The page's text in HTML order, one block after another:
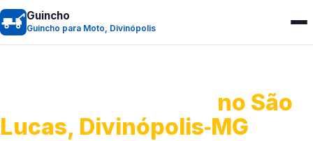
Guincho
Guincho para Moto, Divinópolis
no São
Lucas, Divinópolis‑MG